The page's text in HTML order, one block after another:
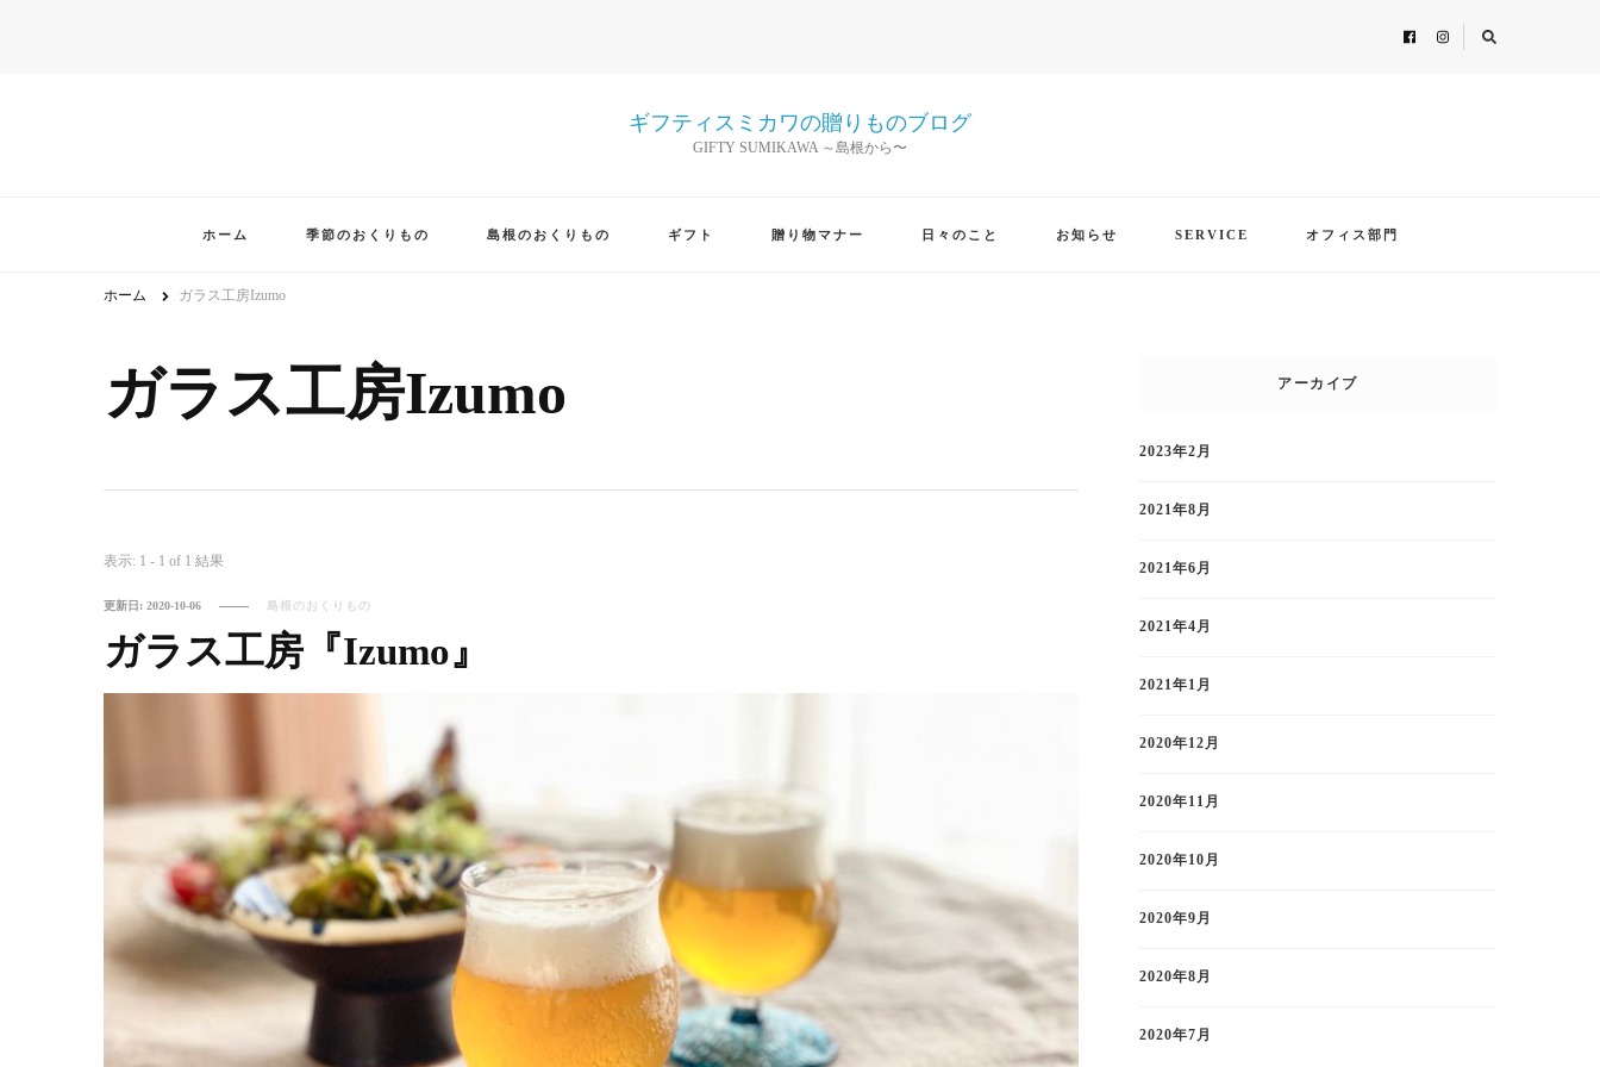
ギフティスミカワの贈りものブログ
GIFTY SUMIKAWA ～島根から〜
ホーム 季節のおくりもの 島根のおくりもの ギフト 贈り物マナー 日々のこと お知らせ SERVICE オフィス部門
ホーム ガラス工房Izumo
ガラス工房Izumo
表示: 1 - 1 of 1 結果
更新日:2020-10-06 島根のおくりもの
ガラス工房『Izumo』
アーカイブ
2023年2月
2021年8月
2021年6月
2021年4月
2021年1月
2020年12月
2020年11月
2020年10月
2020年9月
2020年8月
2020年7月